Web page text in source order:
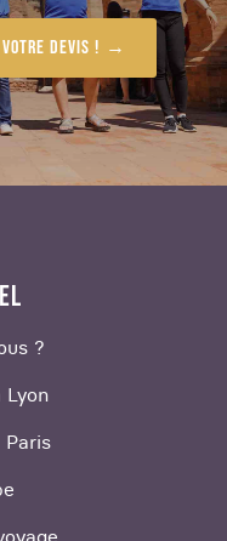
votre devis !
?
Lyon